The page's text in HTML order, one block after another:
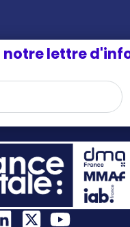
notre lettre